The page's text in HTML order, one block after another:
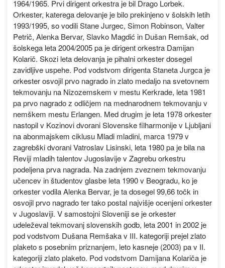
1964/1965. Prvi dirigent orkestra je bil Drago Lorbek.
Orkester, katerega delovanje je bilo prekinjeno v šolskih letih
1993/1995, so vodili Stane Jurgec, Simon Robinson, Valter
Petrič, Alenka Bervar, Slavko Magdić in Dušan Remšak, od
šolskega leta 2004/2005 pa je dirigent orkestra Damijan
Kolarič. Skozi leta delovanja je pihalni orkester dosegel
zavidljive uspehe. Pod vodstvom dirigenta Staneta Jurgca je
orkester osvojil prvo nagrado in zlato medaljo na svetovnem
tekmovanju na Nizozemskem v mestu Kerkrade, leta 1981
pa prvo nagrado z odličjem na mednarodnem tekmovanju v
nemškem mestu Erlangen. Med drugim je leta 1978 orkester
nastopil v Kozinovi dvorani Slovenske filharmonije v Ljubljani
na abonmajskem ciklusu Mladi mladini, marca 1979 v
zagrebški dvorani Vatroslav Lisinski, leta 1980 pa je bila na
Reviji mladih talentov Jugoslavije v Zagrebu orkestru
podeljena prva nagrada. Na zadnjem zveznem tekmovanju
učencev in študentov glasbe leta 1990 v Beogradu, ko je
orkester vodila Alenka Bervar, je ta dosegel 99,66 točk in
osvojil prvo nagrado ter tako postal najvišje ocenjeni orkester
v Jugoslaviji. V samostojni Sloveniji se je orkester
udeleževal tekmovanj slovenskih godb, leta 2001 in 2002 je
pod vodstvom Dušana Remšaka v III. kategoriji prejel zlato
plaketo s posebnim priznanjem, leto kasneje (2003) pa v II.
kategoriji zlato plaketo. Pod vodstvom Damijana Kolariča je